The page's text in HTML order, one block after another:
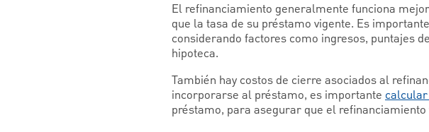
El refinanciamiento generalmente funciona
que la tasa de su préstamo vigente. Es
considerando factores como ingresos, puntajes
hipoteca.
También hay costos de cierre asociados al
incorporarse al préstamo, es importante
préstamo, para asegurar que el refinanciamiento